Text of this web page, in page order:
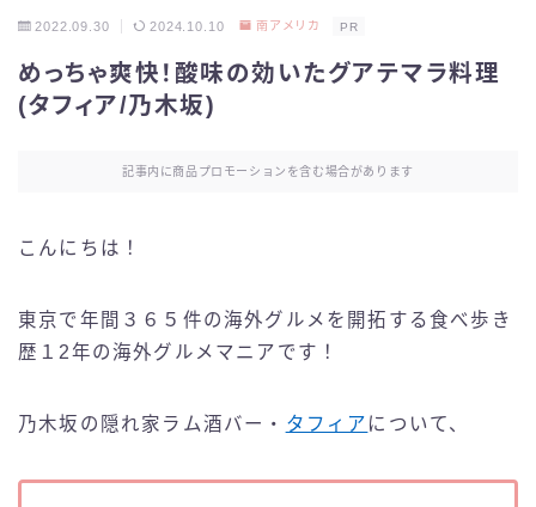
2022.09.30 2024.10.10 南アメリカ PR
めっちゃ爽快！酸味の効いたグアテマラ料理
(タフィア/乃木坂)
記事内に商品プロモーションを含む場合があります
こんにちは！
東京で年間３６５件の海外グルメを開拓する食べ歩き
歴１2年の海外グルメマニアです！
乃木坂の隠れ家ラム酒バー・ タフィア について、